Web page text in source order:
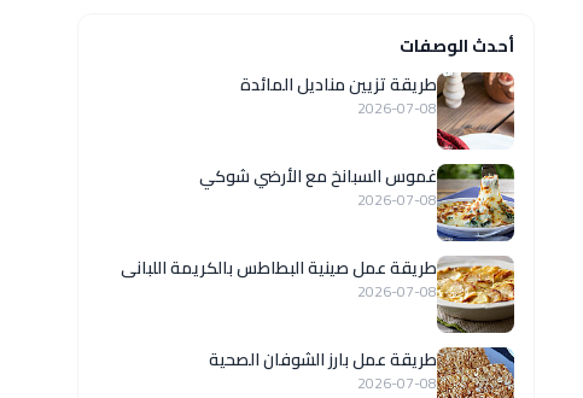
أحدث الوصفات
طريقة تزيين مناديل المائدة
2026-07-08
غموس السبانخ مع الأرضي شوكي
2026-07-08
طريقة عمل صينية البطاطس بالكريمة اللبانى
2026-07-08
طريقة عمل بارز الشوفان الصحية
2026-07-08